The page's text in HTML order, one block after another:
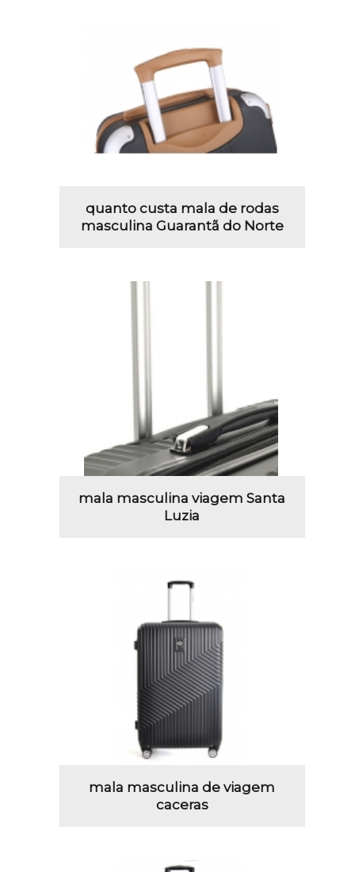
quanto custa mala de rodas
masculina Guarantã do Norte
mala masculina viagem Santa
Luzia
mala masculina de viagem
caceras